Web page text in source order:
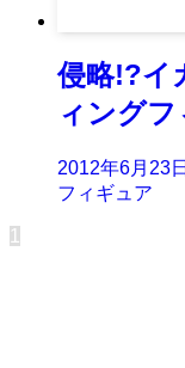
侵略!?イ
ィング
2012年6月23日
フィギュア
1